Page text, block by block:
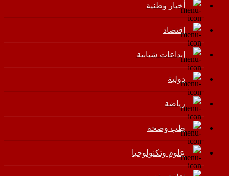
أخبار وطنية
اقتصاد
إبداعات شبابية
دولية
رياضة
طب وصحة
علوم وتكنولوجيا